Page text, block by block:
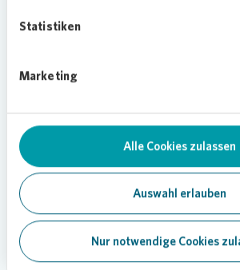
Statistiken
Marketing
Alle Cookies zulassen
Auswahl erlauben
Nur notwendige Cookies
der eigenen Wohnung aus
Alles in allem war das erste
Erfolg“, berichtet Amler weiter.
ist Bestandteil eines Programms
mit dem das Unternehmen
Engagement fördert. Gemeinsam
Verwaltungen, Sozialverbänden,
Sportvereinen und vielen anderen
unterstützt Vonoviaso das
den Städten.